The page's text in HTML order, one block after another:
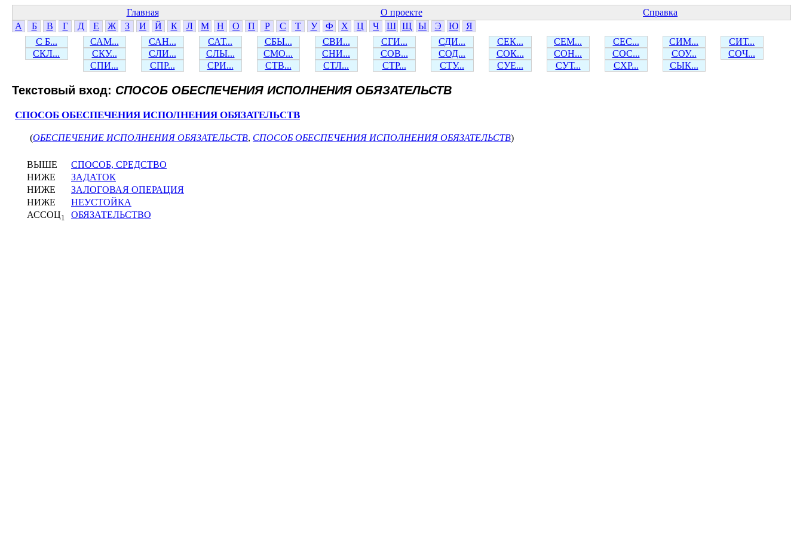
Главная О проекте
Справка
А
Б В Г Д Е Ж З И Й К Л М Н О П Р С Т У Ф Х Ц Ч Ш Щ Ы Э Ю
Я
С Б...
САМ... САН... САТ... СБЫ... СВИ... СГИ... СДИ... СЕК... СЕМ... СЕС... СИМ...
СИТ...
СКЛ...
СКУ... СЛИ... СЛЫ... СМО... СНИ... СОВ... СОД... СОК... СОН... СОС... СОУ...
СОЧ...
СПИ...
СПР... СРИ... СТВ... СТЛ... СТР... СТУ... СУЕ... СУТ... СХР... СЫК...
Текстовый вход: СПОСОБ ОБЕСПЕЧЕНИЯ ИСПОЛНЕНИЯ ОБЯЗАТЕЛЬСТВ
СПОСОБ ОБЕСПЕЧЕНИЯ ИСПОЛНЕНИЯ ОБЯЗАТЕЛЬСТВ
(ОБЕСПЕЧЕНИЕ ИСПОЛНЕНИЯ ОБЯЗАТЕЛЬСТВ, СПОСОБ ОБЕСПЕЧЕНИЯ ИСПОЛНЕНИЯ ОБЯЗАТЕЛЬСТВ)
ВЫШЕ
СПОСОБ, СРЕДСТВО
НИЖЕ
ЗАДАТОК
НИЖЕ
ЗАЛОГОВАЯ ОПЕРАЦИЯ
НИЖЕ
НЕУСТОЙКА
АССОЦ1 ОБЯЗАТЕЛЬСТВО